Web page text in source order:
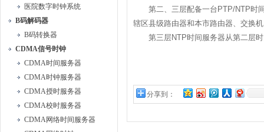
医院数字时钟系统
B码解码器
B码转换器
CDMA信号时钟
CDMA时间服务器
CDMA时钟服务器
CDMA授时服务器
CDMA校时服务器
CDMA网络时间服务器
第二、三层配备一台PTP/NTP时间
辖区县级路由器和本市路由器、交换
第三层NTP时间服务器从第二层时
分享到：